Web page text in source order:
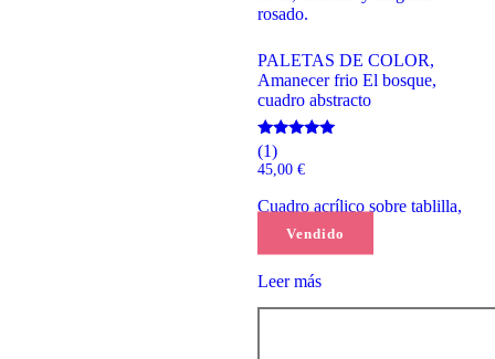
Vendido
PALETAS DE COLOR,
Amanecer frio El bosque,
cuadro abstracto
Valorado
con
5.00
(1)
45,00 €
Cuadro acrílico sobre tablilla,
20x20cm
Leer más